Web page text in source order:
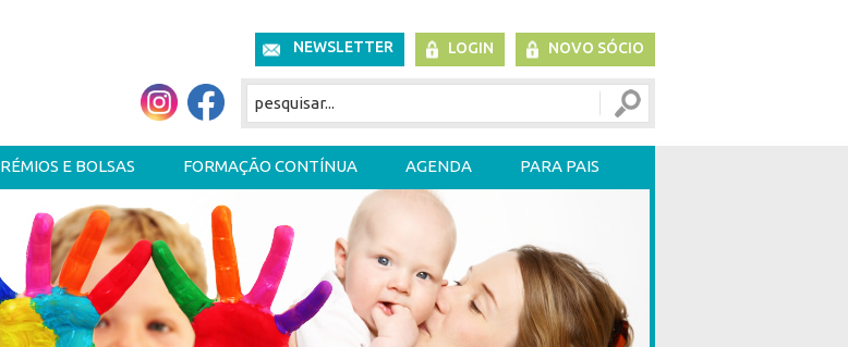
NEWSLETTER LOGIN NOVO SÓCIO
E BOLSAS FORMAÇÃO CONTÍNUA AGENDA PARA PAIS